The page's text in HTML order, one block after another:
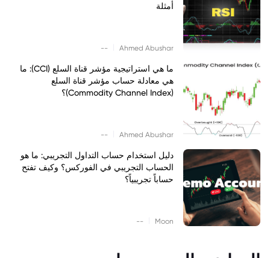
أمثلة
Ahmed Abushar
--
ما هي استراتيجية مؤشر قناة السلع (CCI): ما
هي معادلة حساب مؤشر قناة السلع
(Commodity Channel Index)؟
Ahmed Abushar
--
دليل استخدام حساب التداول التجريبي: ما هو
الحساب التجريبي في الفوركس؟ وكيف تفتح
حساباً تجريبياً؟
Moon
--